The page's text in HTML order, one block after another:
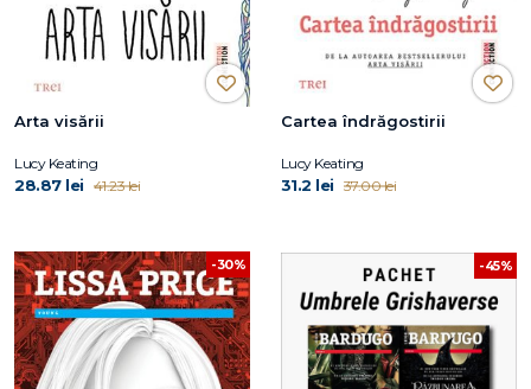
Arta visării
Lucy Keating
28.87 lei 41.23 lei
Cartea îndrăgostirii
Lucy Keating
31.2 lei 37.00 lei
-30% -45%